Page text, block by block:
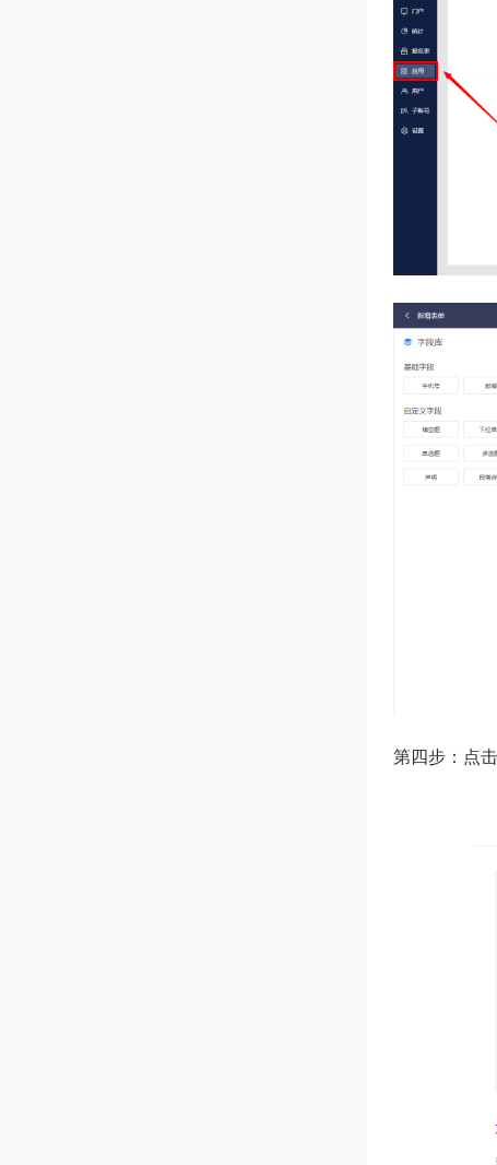
第四步：点